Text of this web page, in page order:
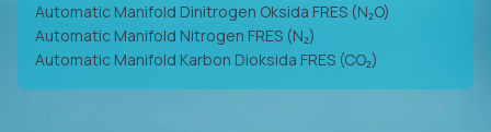
Automatic Manifold Dinitrogen Oksida FRES (N₂O)
Automatic Manifold Nitrogen FRES (N₂)
Automatic Manifold Karbon Dioksida FRES (CO₂)